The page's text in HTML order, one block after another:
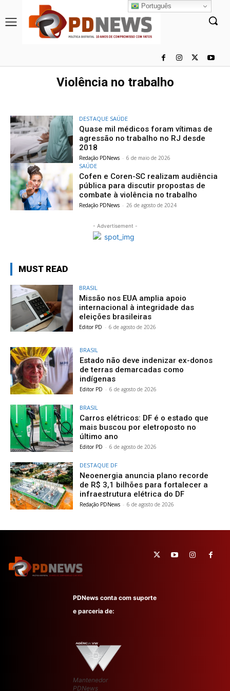
Violência no trabalho
DESTAQUE SAÚDE
Quase mil médicos foram vítimas de
agressão no trabalho no RJ desde
2018
Redação PDNews - 6 de maio de 2026
SAÚDE
Cofen e Coren-SC realizam audiência
pública para discutir propostas de
combate à violência no trabalho
Redação PDNews - 26 de agosto de 2024
- Advertisement -
MUST READ
BRASIL
Missão nos EUA amplia apoio
internacional à integridade das
eleições brasileiras
Editor PD - 6 de agosto de 2026
BRASIL
Estado não deve indenizar ex-donos
de terras demarcadas como
indígenas
Editor PD - 6 de agosto de 2026
BRASIL
Carros elétricos: DF é o estado que
mais buscou por eletroposto no
último ano
Editor PD - 6 de agosto de 2026
DESTAQUE DF
Neoenergia anuncia plano recorde
de R$ 3,1 bilhões para fortalecer a
infraestrutura elétrica do DF
Redação PDNews - 6 de agosto de 2026
PDNews conta com suporte
e parceria de:
Mantenedor
PDNews
Português